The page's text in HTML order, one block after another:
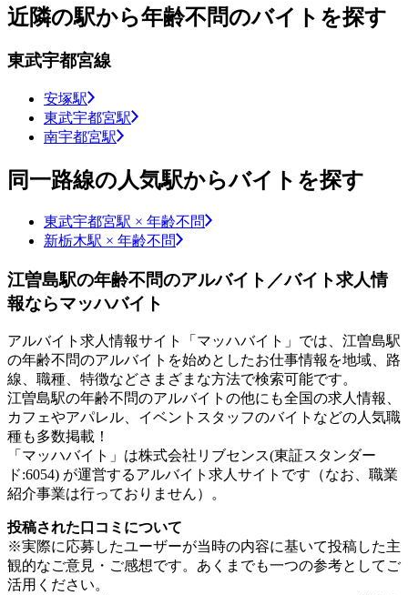
近隣の駅から年齢不問のバイトを探す
東武宇都宮線
安塚駅
東武宇都宮駅
南宇都宮駅
同一路線の人気駅からバイトを探す
東武宇都宮駅 × 年齢不問
新栃木駅 × 年齢不問
江曽島駅の年齢不問のアルバイト／バイト求人情
報ならマッハバイト
アルバイト求人情報サイト「マッハバイト」では、江曽島駅
の年齢不問のアルバイトを始めとしたお仕事情報を地域、路
線、職種、特徴などさまざまな方法で検索可能です。
江曽島駅の年齢不問のアルバイトの他にも全国の求人情報、
カフェやアパレル、イベントスタッフのバイトなどの人気職
種も多数掲載！
「マッハバイト」は株式会社リブセンス(東証スタンダー
ド:6054) が運営するアルバイト求人サイトです（なお、職業
紹介事業は行っておりません）。
投稿された口コミについて
※実際に応募したユーザーが当時の内容に基いて投稿した主
観的なご意見・ご感想です。あくまでも一つの参考としてご
活用ください。